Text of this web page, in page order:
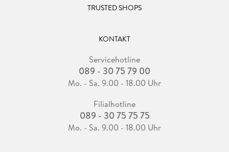
TRUSTED SHOPS
KONTAKT
Servicehotline
089 - 30 75 79 00
Mo. - Sa. 9.00 - 18.00 Uhr
Filialhotline
089 - 30 75 75 75
Mo. - Sa. 9.00 - 18.00 Uhr